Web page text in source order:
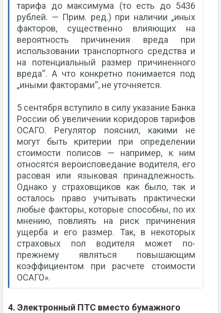
тарифа до максимума (то есть до 5436
рублей. — Прим. ред.) при наличии „иных
факторов, существенно влияющих на
вероятность причинения вреда при
использовании транспортного средства и
на потенциальный размер причиненного
вреда“. А что конкретно понимается под
„иными факторами“, не уточняется.
5 сентября вступило в силу указание Банка
России об увеличении коридоров тарифов
ОСАГО. Регулятор пояснил, какими не
могут быть критерии при определении
стоимости полисов — например, к ним
относятся вероисповедание водителя, его
расовая или языковая принадлежность.
Однако у страховщиков как было, так и
осталось право учитывать практически
любые факторы, которые способны, по их
мнению, повлиять на риск причинения
ущерба и его размер. Так, в некоторых
страховых пол водителя может по-
прежнему являться повышающим
коэффициентом при расчете стоимости
ОСАГО».
4. Электронный ПТС вместо бумажного